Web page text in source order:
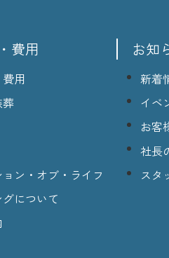
費用
用
ン・オブ・ライフ
について
お知
新着
イベ
お客
社長
スタ